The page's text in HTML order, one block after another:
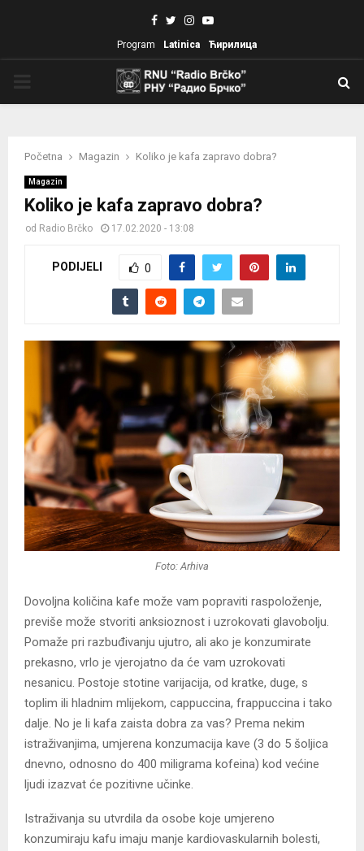
Facebook
TwitterInstagram
Youtube
Program Latinica Ћирилица
Početna Magazin Koliko je kafa zapravo dobra?
Magazin
Koliko je kafa zapravo dobra?
od Radio Brčko 17.02.2020 - 13:08
PODIJELI 0
Foto: Arhiva
Dovoljna količina kafe može vam popraviti raspoloženje,
previše može stvoriti anksioznost i uzrokovati glavobolju.
Pomaže pri razbuđivanju ujutro, ali ako je konzumirate
prekasno, vrlo je vjerojatno da će vam uzrokovati
nesanicu. Postoje stotine varijacija, od kratke, duge, s
toplim ili hladnim mlijekom, cappuccina, frappuccina i tako
dalje. No je li kafa zaista dobra za vas? Prema nekim
istraživanjima, umjerena konzumacija kave (3 do 5 šoljica
dnevno, odnosno do 400 miligrama kofeina) kod većine
ljudi izazvat će pozitivne učinke.
Istraživanja su utvrdila da osobe koje umjereno
konzumiraju kafu imaju manje kardiovaskularnih bolesti,